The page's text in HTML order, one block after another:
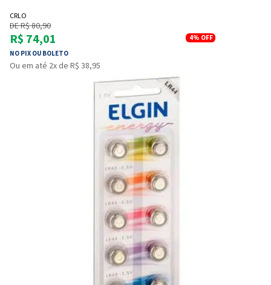
CRLO
DE R$ 80,90
R$ 74,01
NO PIX OU BOLETO
4% OFF
Ou em até 2x de R$ 38,95